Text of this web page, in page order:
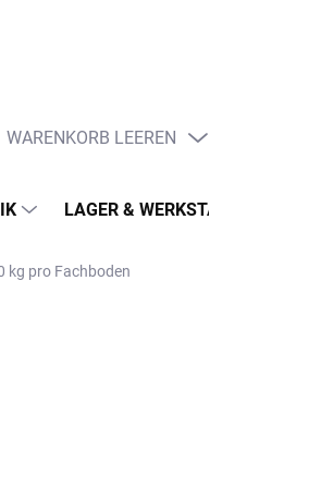
WARENKORB
WARENKORB LEEREN
LAGER & WERKSTATT
kg pro Fachboden